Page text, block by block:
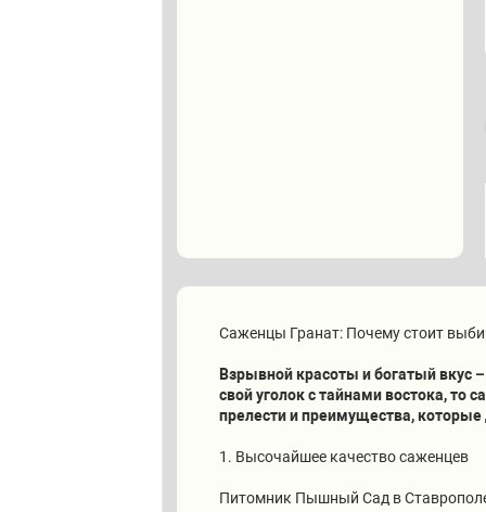
Саженцы Гранат: Почему стоит
Взрывной красоты и богатый вкус
свой уголок с тайнами востока,
прелести и преимущества,
1. Высочайшее качество саженцев
Питомник Пышный Сад в